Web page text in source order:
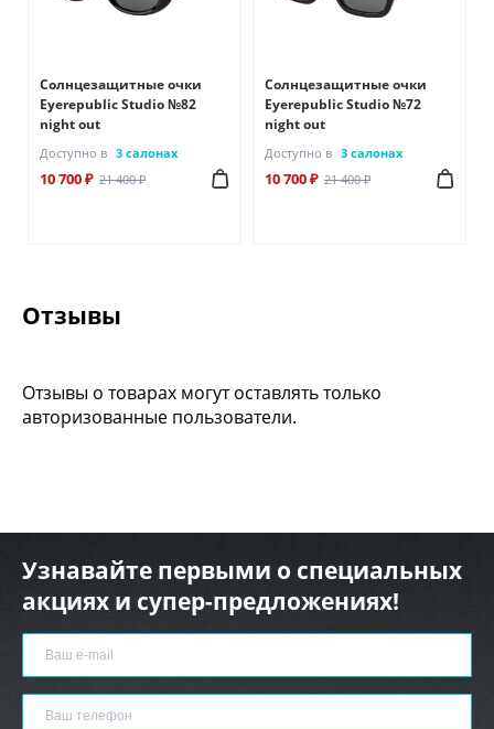
Солнцезащитные очки
Eyerepublic Studio №82
night out
Доступно в 3 салонах
10 700 ₽ 21 400 ₽
Солнцезащитные очки
Eyerepublic Studio №72
night out
Доступно в 3 салонах
10 700 ₽ 21 400 ₽
Отзывы
Отзывы о товарах могут оставлять только
авторизованные пользователи.
Узнавайте первыми о специальных
акциях и супер-предложениях!